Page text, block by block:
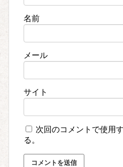
名前
メール
サイト
次回のコメントで使用
る。